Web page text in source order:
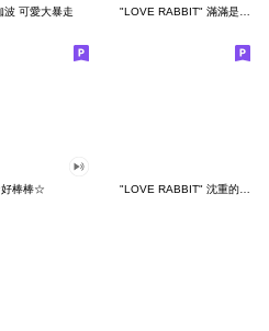
波 可愛大暴走 "LOVE RABBIT" 滿滿是愛 台灣版
棒棒☆ "LOVE RABBIT" 沈重的愛 台灣版